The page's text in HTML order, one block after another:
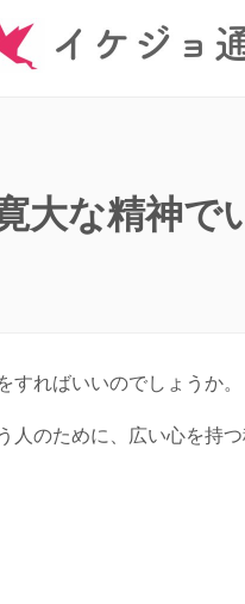
大な精神で
ればいいのでしょうか。
のために、広い心を持つ